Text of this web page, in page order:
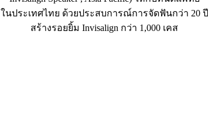
ในประเทศไทย ด้วยประสบการณ์การจัดฟันกว่า 20 ปี
สร้างรอยยิ้ม Invisalign กว่า 1,000 เคส